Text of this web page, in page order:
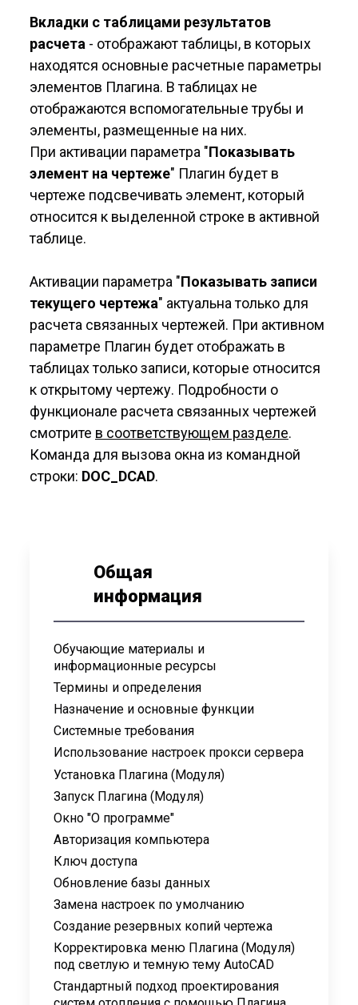
Вкладки с таблицами результатов
расчета - отображают таблицы, в которых
находятся основные расчетные параметры
элементов Плагина. В таблицах не
отображаются вспомогательные трубы и
элементы, размещенные на них.
При активации параметра "Показывать
элемент на чертеже" Плагин будет в
чертеже подсвечивать элемент, который
относится к выделенной строке в активной
таблице.
Активации параметра "Показывать записи
текущего чертежа" актуальна только для
расчета связанных чертежей. При активном
параметре Плагин будет отображать в
таблицах только записи, которые относится
к открытому чертежу. Подробности о
функционале расчета связанных чертежей
смотрите в соответствующем разделе.
Команда для вызова окна из командной
строки: DOC DCAD.
Общая
информация
Обучающие материалы и
информационные ресурсы
Термины и определения
Назначение и основные функции
Системные требования
Использование настроек прокси сервера
Установка Плагина (Модуля)
Запуск Плагина (Модуля)
Окно "О программе"
Авторизация компьютера
Ключ доступа
Обновление базы данных
Замена настроек по умолчанию
Создание резервных копий чертежа
Корректировка меню Плагина (Модуля)
под светлую и темную тему AutoCAD
Стандартный подход проектирования